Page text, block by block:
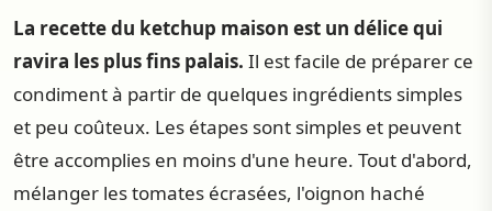
La recette du ketchup maison est un délice qui
ravira les plus fins palais. Il est facile de préparer ce
condiment à partir de quelques ingrédients simples
et peu coûteux. Les étapes sont simples et peuvent
être accomplies en moins d'une heure. Tout d'abord,
mélanger les tomates écrasées, l'oignon haché